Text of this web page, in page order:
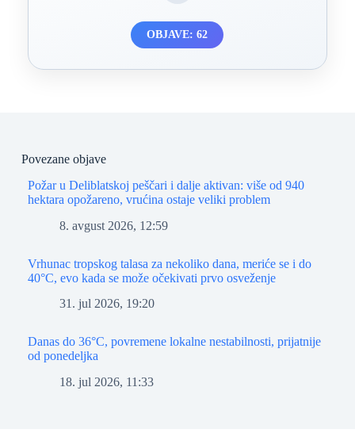
OBJAVE: 62
Povezane objave
Požar u Deliblatskoj peščari i dalje aktivan: više od 940
hektara opožareno, vrućina ostaje veliki problem
8. avgust 2026, 12:59
Vrhunac tropskog talasa za nekoliko dana, meriće se i do
40°C, evo kada se može očekivati prvo osveženje
31. jul 2026, 19:20
Danas do 36°C, povremene lokalne nestabilnosti, prijatnije
od ponedeljka
18. jul 2026, 11:33